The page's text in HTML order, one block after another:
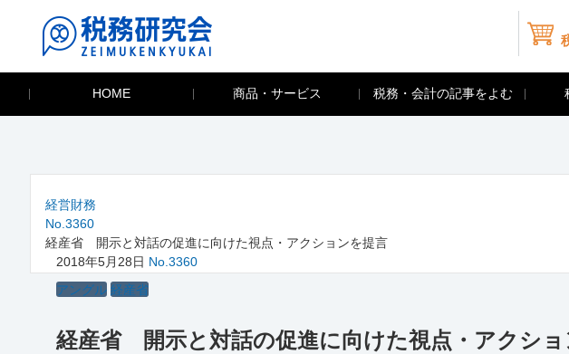
HOME 商品・サービス 税務・会計の記事をよむ
経営財務
No.3360
経産省 開示と対話の促進に向けた視点・アクションを提言
2018年5月28日 No.3360
アングル 経産省
経産省 開示と対話の促進に向けた視点・アクショ